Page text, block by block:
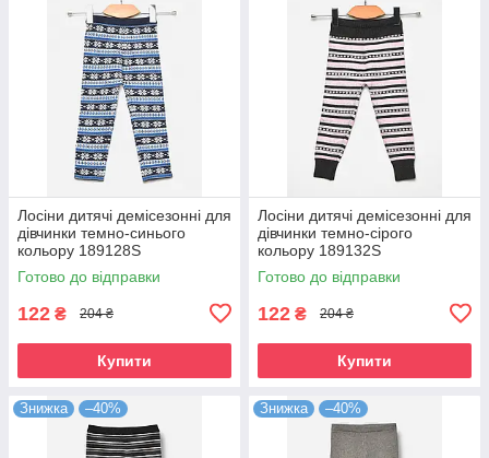
Лосіни дитячі демісезонні для
дівчинки темно-синього
кольору 189128S
Готово до відправки
122 ₴ 204 ₴
Купити
Лосіни дитячі демісезонні для
дівчинки темно-сірого
кольору 189132S
Готово до відправки
122 ₴ 204 ₴
Купити
Знижка –40% Знижка –40%